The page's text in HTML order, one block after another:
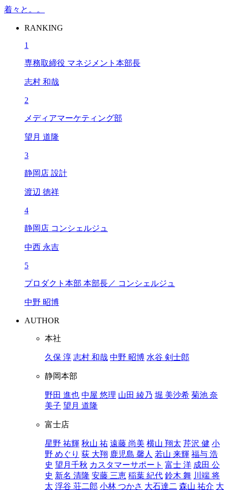
着々と。。
RANKING
1
専務取締役 マネジメント本部長
志村 和哉
2
メディアマーケティング部
望月 道隆
3
静岡店 設計
渡辺 徳祥
4
静岡店 コンシェルジュ
中西 永吉
5
プロダクト本部 本部長／ コンシェルジュ
中野 昭博
AUTHOR
本社
久保 淳 志村 和哉 中野 昭博 水谷 剣士郎
静岡本部
野田 進也 中屋 悠理 山田 綾乃 堀 美沙希 菊池 奈
美子 望月 道隆
富士店
星野 祐輝 秋山 祐 遠藤 尚美 横山 翔太 芹沢 健 小
野 めぐり 荻 大翔 鹿児島 馨人 若山 来輝 福与 浩
史 望月千秋 カスタマーサポート 富士 洋 成田 公
史 新名 清隆 安藤 三恵 稲葉 紀代 鈴木 舞 川端 将
太 浮谷 荘二郎 小林 つかさ 大石達二 森山 祐介 大